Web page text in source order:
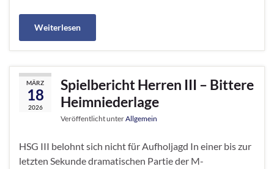
Weiterlesen
MÄRZ
18
2026
Spielbericht Herren III – Bittere
Heimniederlage
Veröffentlicht unterAllgemein
HSG III belohnt sich nicht für Aufholjagd In einer bis zur
letzten Sekunde dramatischen Partie der M-